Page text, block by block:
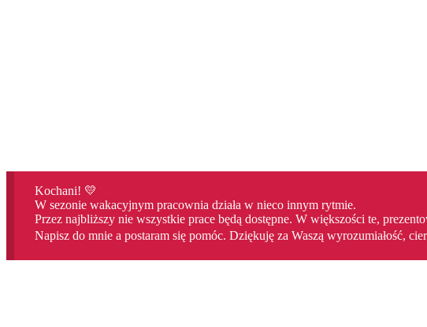
Kochani! 💛
W sezonie wakacyjnym pracownia działa w nieco innym rytmie.
Przez najbliższy nie wszystkie prace będą dostępne. W większości te,
Napisz do mnie a postaram się pomóc. Dziękuję za Waszą wyrozumiałość,